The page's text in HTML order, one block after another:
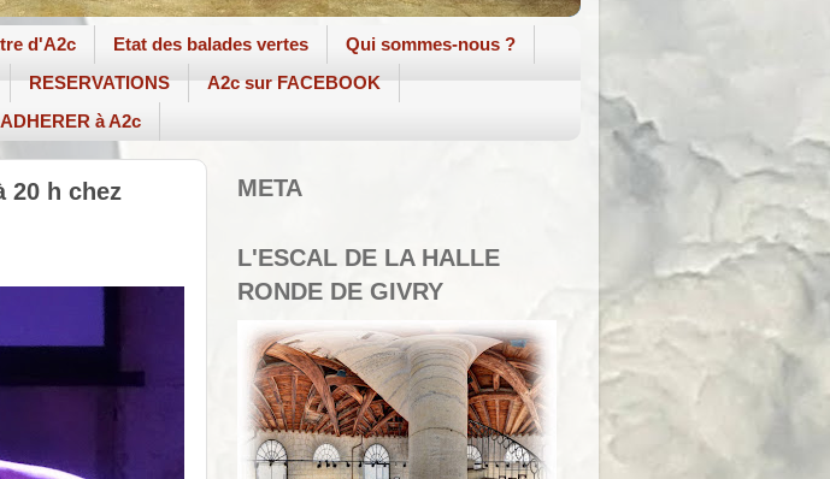
d'A2c Etat des balades vertes
Qui sommes-nous ?
RESERVATIONS
A2c sur FACEBOOK
ADHERER à A2c
20 h chez
META
L'ESCAL DE LA HALLE
RONDE DE GIVRY